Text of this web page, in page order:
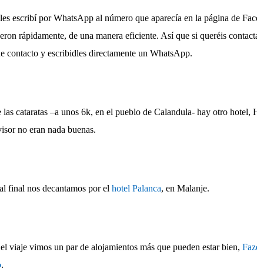
escribí por WhatsApp al número que aparecía en la página de
rápidamente, de una manera eficiente. Así que si queréis
contacto y escribidles directamente un WhatsApp.
las cataratas –a unos 6k, en el pueblo de Calandula- hay otro hotel,
no eran nada buenas.
final nos decantamos por el hotel Palanca, en Malanje.
viaje vimos un par de alojamientos más que pueden estar bien,
.